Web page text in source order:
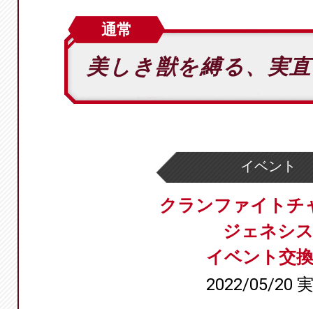
通常
美しき獣を縛る、実
イベント
クランファイトチ
ジェネシス
イベント交
2022/05/20